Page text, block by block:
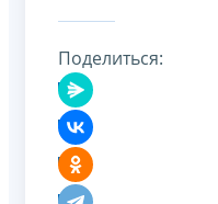
Поделиться: